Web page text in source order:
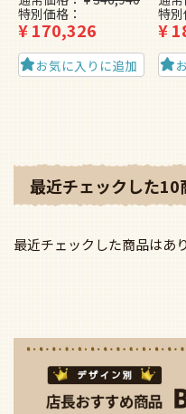
特別価格
¥170,326
お気に入りに追加
特
¥
最近チェックした10
最近チェックした商品はあ